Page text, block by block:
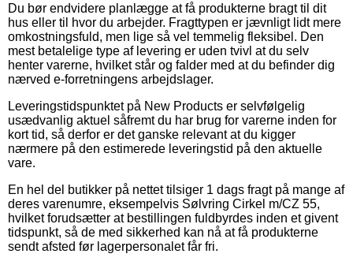
Du bør endvidere planlægge at få produkterne bragt til dit
hus eller til hvor du arbejder. Fragttypen er jævnligt lidt mere
omkostningsfuld, men lige så vel temmelig fleksibel. Den
mest betalelige type af levering er uden tvivl at du selv
henter varerne, hvilket står og falder med at du befinder dig
nærved e-forretningens arbejdslager.
Leveringstidspunktet på New Products er selvfølgelig
usædvanlig aktuel såfremt du har brug for varerne inden for
kort tid, så derfor er det ganske relevant at du kigger
nærmere på den estimerede leveringstid på den aktuelle
vare.
En hel del butikker på nettet tilsiger 1 dags fragt på mange af
deres varenumre, eksempelvis Sølvring Cirkel m/CZ 55,
hvilket forudsætter at bestillingen fuldbyrdes inden et givent
tidspunkt, så de med sikkerhed kan nå at få produkterne
sendt afsted før lagerpersonalet får fri.